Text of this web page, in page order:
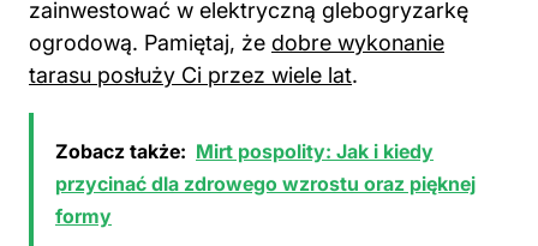
zainwestować w elektryczną glebogryzarkę
ogrodową. Pamiętaj, że dobre wykonanie
tarasu posłuży Ci przez wiele lat.
Zobacz także: Mirt pospolity: Jak i kiedy
przycinać dla zdrowego wzrostu oraz pięknej
formy